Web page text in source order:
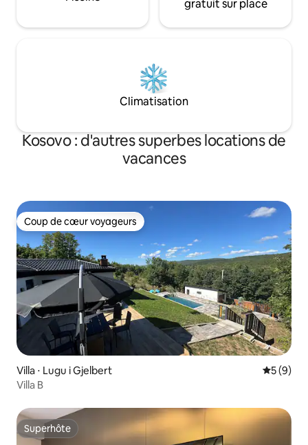
gratuit sur place
Climatisation
Kosovo : d'autres superbes locations de
vacances
Coup de cœur voyageurs
Coup de cœur voyageurs
Villa ⋅ Lugu i Gjelbert
5 (9)
Villa B
Superhôte
Superhôte